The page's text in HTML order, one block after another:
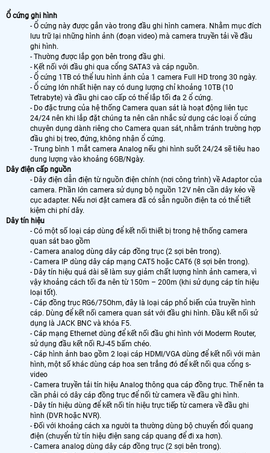
Ổ cứng ghi hình
- Ổ cứng này được gắn vào trong đầu ghi hình camera. Nhằm mục đích
lưu trữ lại những hình ảnh (đoạn video) mà camera truyền tải về đầu
ghi hình.
- Thường được lắp gọn bên trong đầu ghi.
- Kết nối với đầu ghi qua cổng SATA3 và cáp nguồn.
- Ổ cứng 1TB có thể lưu hình ảnh của 1 camera Full HD trong 30 ngày.
- Ổ cứng lớn nhất hiện nay có dung lượng chỉ khoảng 10TB (10
Tetrabyte) và đầu ghi cao cấp có thể lắp tối đa 2 ổ cứng.
- Do đặc trưng của hệ thống Camera quan sát là hoạt động liên tục
24/24 nên khi lắp đặt chúng ta nên cân nhắc sử dụng các loại ổ cứng
chuyên dụng dành riêng cho Camera quan sát, nhằm tránh trường hợp
đầu ghi bị treo, đứng, không nhận ổ cứng.
- Trung bình 1 mắt camera Analog nếu ghi hình suốt 24/24 sẽ tiêu hao
dung lượng vào khoảng 6GB/Ngày.
Dây điện cấp nguồn
- Dây điện dẫn điện từ nguồn điện chính (nơi công trình) về Adaptor của
camera. Phần lớn camera sử dụng bộ nguồn 12V nên cần dây kéo về
cục adapter. Nếu nơi đặt camera đã có sẵn nguồn điện ta có thể tiết
kiệm chi phí dây.
Dây tín hiệu
- Có một số loại cáp dùng để kết nối thiết bị trong hệ thống camera
quan sát bao gồm
- Camera analog dùng dây cáp đồng trục (2 sợi bên trong).
- Camera IP dùng dây cáp mạng CAT5 hoặc CAT6 (8 sợi bên trong).
- Dây tín hiệu quá dài sẽ làm suy giảm chất lượng hình ảnh camera, vì
vậy khoảng cách tối đa nên từ 150m – 200m (khi sử dụng cáp tín hiệu
loại tốt).
- Cáp đồng trục RG6/75Ohm, đây là loại cáp phổ biến của truyền hình
cáp. Dùng để kết nối camera quan sát với đầu ghi hình. Đầu kết nối sử
dụng là JACK BNC và khóa F5.
- Cáp mạng Ethernet dùng để kết nối đầu ghi hình với Moderm Router,
sử dụng đầu kết nối RJ-45 bấm chéo.
- Cáp hình ảnh bao gồm 2 loại cáp HDMI/VGA dùng để kết nối với màn
hình, một số khác dùng cáp hoa sen trắng đó để kết nối qua cổng s-
video
- Camera truyền tải tín hiệu Analog thông qua cáp đồng trục. Thế nên ta
cần phải có dây cáp đồng trục để nối từ camera về đầu ghi hình.
- Dây tín hiệu dùng để kết nối tín hiệu trực tiếp từ camera về đầu ghi
hình (DVR hoặc NVR).
- Đối với khoảng cách xa người ta thường dùng bộ chuyển đổi quang
điện (chuyển từ tín hiệu điện sang cáp quang để đi xa hơn).
- Camera analog dùng dây cáp đồng trục (2 sợi bên trong).